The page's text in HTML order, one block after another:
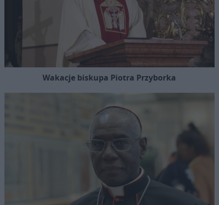
Wakacje biskupa Piotra Przyborka